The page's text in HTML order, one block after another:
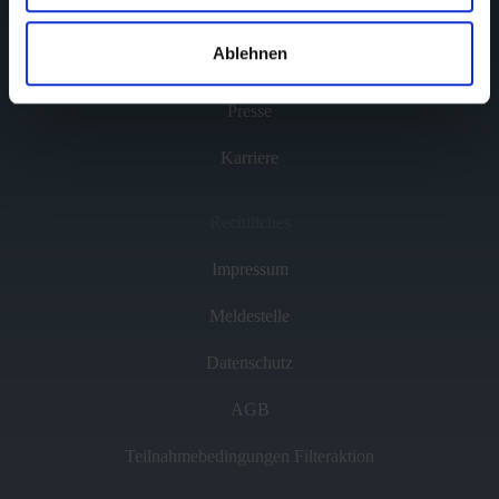
Ablehnen
Infos zum Unternehmen
Reich GmbH
Presse
Karriere
Impressum
Meldestelle
Datenschutz
AGB
Teilnahmebedingungen Filteraktion